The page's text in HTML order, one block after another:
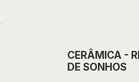
CERÂMICA -
DE SONHOS